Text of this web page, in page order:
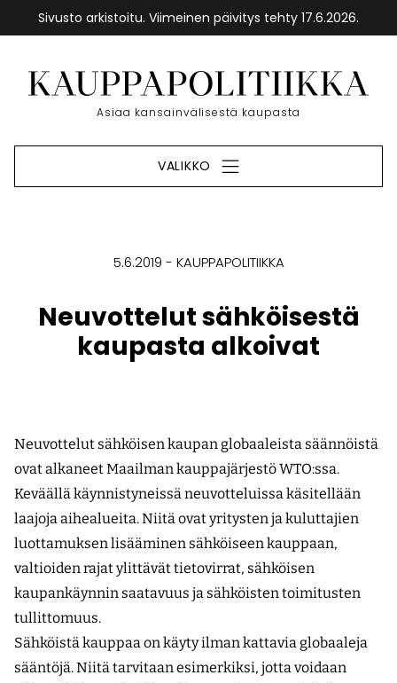
Sivusto arkistoitu. Viimeinen päivitys tehty 17.6.2026.
sisältöön
Etusivu
Asiaa kansainvälisestä kaupasta
VALIKKO
5.6.2019 KAUPPAPOLITIIKKA
Neuvottelut sähköisestä
kaupasta alkoivat
Neuvottelut sähköisen kaupan globaaleista säännöistä
ovat alkaneet Maailman kauppajärjestö WTO:ssa.
Keväällä käynnistyneissä neuvotteluissa käsitellään
laajoja aihealueita. Niitä ovat yritysten ja kuluttajien
luottamuksen lisääminen sähköiseen kauppaan,
valtioiden rajat ylittävät tietovirrat, sähköisen
kaupankäynnin saatavuus ja sähköisten toimitusten
tullittomuus.
Sähköistä kauppaa on käyty ilman kattavia globaaleja
sääntöjä. Niitä tarvitaan esimerkiksi, jotta voidaan